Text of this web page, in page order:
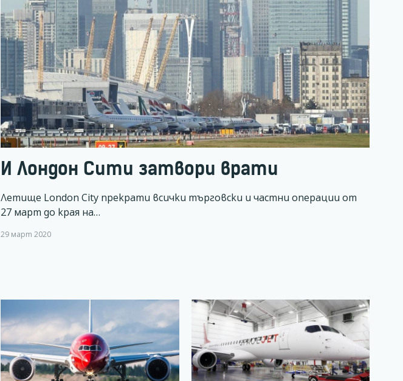
И Лондон Сити затвори врати
Летище London City прекрати всички търговски и частни операции от
27 март до края на…
29 март 2020